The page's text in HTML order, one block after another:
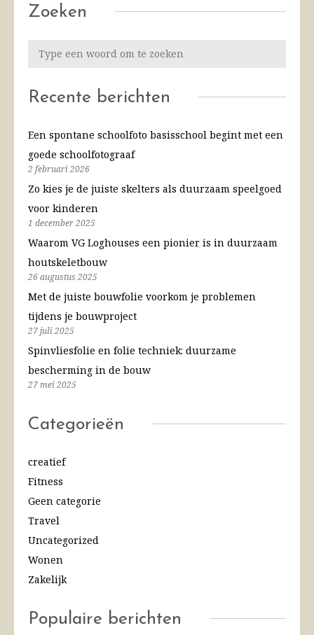
Zoeken
Recente berichten
Een spontane schoolfoto basisschool begint met een
goede schoolfotograaf
2 februari 2026
Zo kies je de juiste skelters als duurzaam speelgoed
voor kinderen
1 december 2025
Waarom VG Loghouses een pionier is in duurzaam
houtskeletbouw
26 augustus 2025
Met de juiste bouwfolie voorkom je problemen
tijdens je bouwproject
27 juli 2025
Spinvliesfolie en folie techniek: duurzame
bescherming in de bouw
27 mei 2025
Categorieën
creatief
Fitness
Geen categorie
Travel
Uncategorized
Wonen
Zakelijk
Populaire berichten